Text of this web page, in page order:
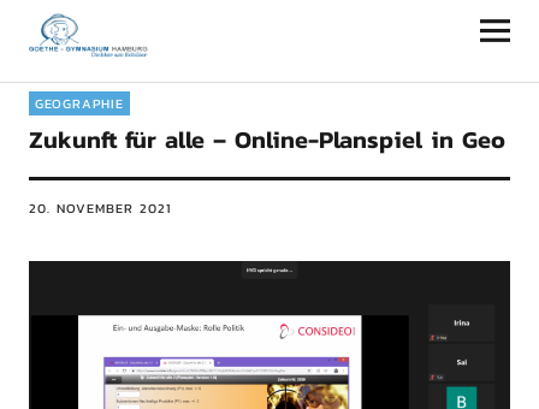
Goethe-Gymnasium Hamburg
GEOGRAPHIE
Zukunft für alle – Online-Planspiel in Geo
20. NOVEMBER 2021